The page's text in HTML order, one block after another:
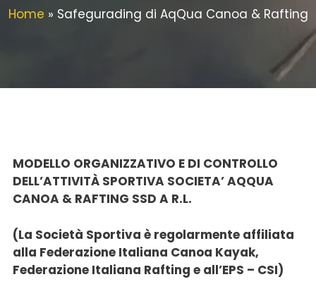
Home » Safegurading di AqQua Canoa & Rafting
MODELLO ORGANIZZATIVO E DI CONTROLLO
DELL’ATTIVITÀ SPORTIVA SOCIETA’ AQQUA
CANOA & RAFTING SSD A R.L.
(La Società Sportiva è regolarmente affiliata
alla Federazione Italiana Canoa Kayak,
Federazione Italiana Rafting e all’EPS – CSI)